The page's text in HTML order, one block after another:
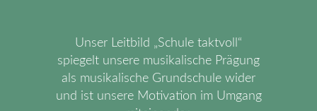
Unser Leitbild „Schule taktvoll“
spiegelt unsere musikalische Prägung
als musikalische Grundschule wider
und ist unsere Motivation im Umgang